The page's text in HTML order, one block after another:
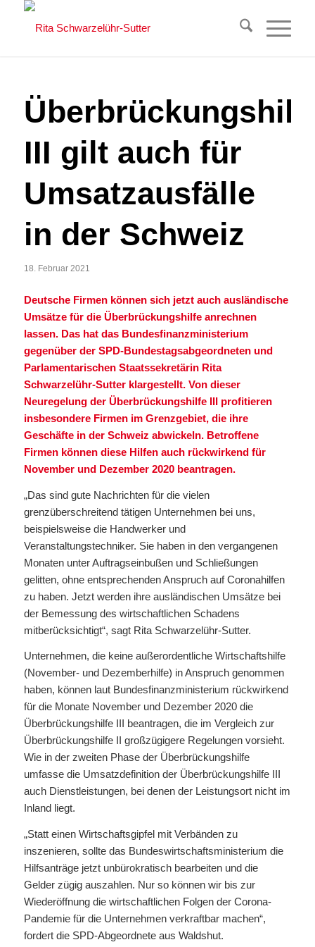
III gilt auch für
Umsatzausfälle
in der Schweiz
18. Februar 2021
Deutsche Firmen können sich jetzt auch ausländische
Umsätze für die Überbrückungshilfe anrechnen
lassen. Das hat das Bundesfinanzministerium
gegenüber der SPD-Bundestagsabgeordneten und
Parlamentarischen Staatssekretärin Rita
Schwarzelühr-Sutter klargestellt. Von dieser
Neuregelung der Überbrückungshilfe III profitieren
insbesondere Firmen im Grenzgebiet, die ihre
Geschäfte in der Schweiz abwickeln. Betroffene
Firmen können diese Hilfen auch rückwirkend für
November und Dezember 2020 beantragen.
„Das sind gute Nachrichten für die vielen
grenzüberschreitend tätigen Unternehmen bei uns,
beispielsweise die Handwerker und
Veranstaltungstechniker. Sie haben in den vergangenen
Monaten unter Auftragseinbußen und Schließungen
gelitten, ohne entsprechenden Anspruch auf Coronahilfen
zu haben. Jetzt werden ihre ausländischen Umsätze bei
der Bemessung des wirtschaftlichen Schadens
mitberücksichtigt“, sagt Rita Schwarzelühr-Sutter.
Unternehmen, die keine außerordentliche Wirtschaftshilfe
(November- und Dezemberhilfe) in Anspruch genommen
haben, können laut Bundesfinanzministerium rückwirkend
für die Monate November und Dezember 2020 die
Überbrückungshilfe III beantragen, die im Vergleich zur
Überbrückungshilfe II großzügigere Regelungen vorsieht.
Wie in der zweiten Phase der Überbrückungshilfe
umfasse die Umsatzdefinition der Überbrückungshilfe III
auch Dienstleistungen, bei denen der Leistungsort nicht im
Inland liegt.
„Statt einen Wirtschaftsgipfel mit Verbänden zu
inszenieren, sollte das Bundeswirtschaftsministerium die
Hilfsanträge jetzt unbürokratisch bearbeiten und die
Gelder zügig auszahlen. Nur so können wir bis zur
Wiederöffnung die wirtschaftlichen Folgen der Corona-
Pandemie für die Unternehmen verkraftbar machen“,
fordert die SPD-Abgeordnete aus Waldshut.